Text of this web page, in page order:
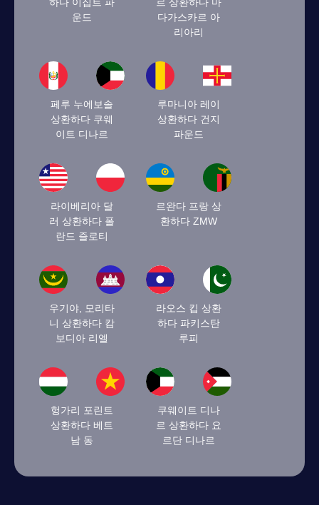
운드
다가스카르 아
리아리
페루 누에보솔
상환하다 쿠웨
이트 디나르
루마니아 레이
상환하다 건지
파운드
라이베리아 달
러 상환하다 폴
란드 즐로티
르완다 프랑 상
환하다 ZMW
우기야, 모리타
니 상환하다 캄
보디아 리엘
라오스 킵 상환
하다 파키스탄
루피
헝가리 포린트
상환하다 베트
남 동
쿠웨이트 디나
르 상환하다 요
르단 디나르